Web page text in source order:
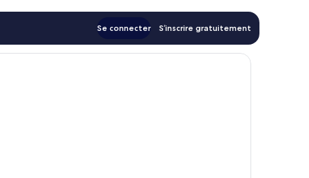
Se connecter S’inscrire gratuitement